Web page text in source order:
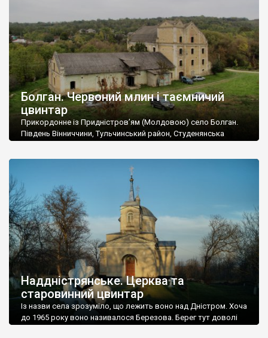
Болган. Червоний млин і таємничий
цвинтар
Прикордонне із Придністров’ям (Молдовою) село Болган.
Південь Вінниччини, Тульчинський район, Студенянська
старовинний цвинтар із кам’яними хрестами. Всі епітафії, які
збереглися, написані кирилицею, церковнослов’янською
мовою. За всіма традиційними ознаками – цвинтар
український. Хрести датуються 19 століттям. У 1924-1940
роках Болган […]
Наддністрянське. Церква та
старовинний цвинтар
Із назви села зрозуміло, що лежить воно над Дністром. Хоча
до 1965 року воно називалося Березова. Берег тут доволі